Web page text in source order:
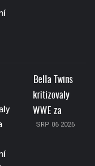
Bella Twins
kritizovaly
WWE za
SRP 06 2026